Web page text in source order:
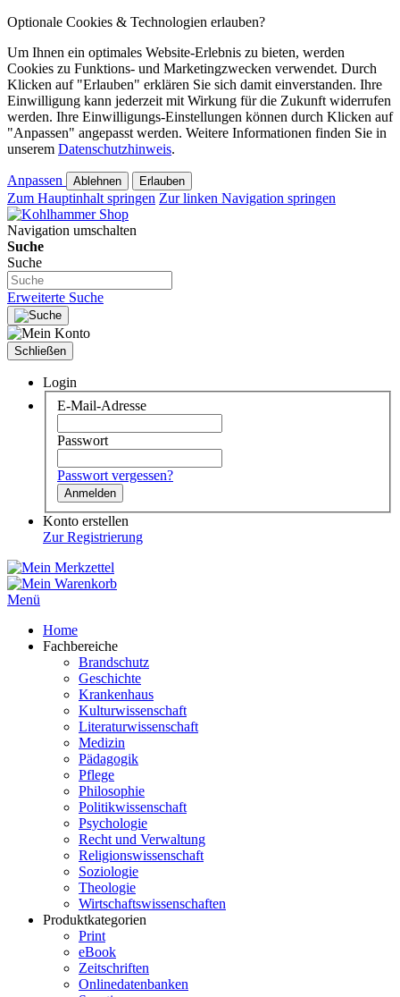
Optionale Cookies & Technologien erlauben?
Um Ihnen ein optimales Website-Erlebnis zu bieten, werden
Cookies zu Funktions- und Marketingzwecken verwendet. Durch
Klicken auf "Erlauben" erklären Sie sich damit einverstanden. Ihre
Einwilligung kann jederzeit mit Wirkung für die Zukunft widerrufen
werden. Ihre Einwilligungs-Einstellungen können durch Klicken auf
"Anpassen" angepasst werden. Weitere Informationen finden Sie in
unserem Datenschutzhinweis.
Anpassen Ablehnen Erlauben
Zum Hauptinhalt springen Zur linken Navigation springen
Navigation umschalten
Suche
Suche
Erweiterte Suche
Schließen
Login
E-Mail-Adresse
Passwort
Passwort vergessen?
Anmelden
Konto erstellen
Zur Registrierung
Menü
Home
Fachbereiche
Brandschutz
Geschichte
Krankenhaus
Kulturwissenschaft
Literaturwissenschaft
Medizin
Pädagogik
Pflege
Philosophie
Politikwissenschaft
Psychologie
Recht und Verwaltung
Religionswissenschaft
Soziologie
Theologie
Wirtschaftswissenschaften
Produktkategorien
Print
eBook
Zeitschriften
Onlinedatenbanken